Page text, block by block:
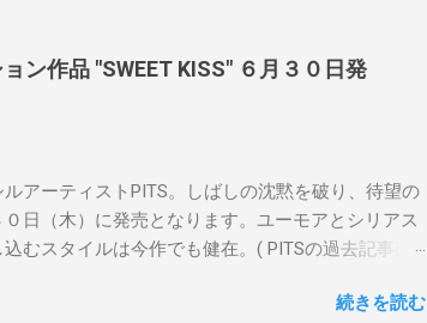
ン作品 "SWEET KISS" ６月３０日発
アーティストPITS。しばしの沈黙を破り、待望の
日（木）に発売となります。ユーモアとシリアス
むスタイルは今作でも健在。( PITSの過去記事は
エディション：各色５ サイズ：800mm ×
続きを読む